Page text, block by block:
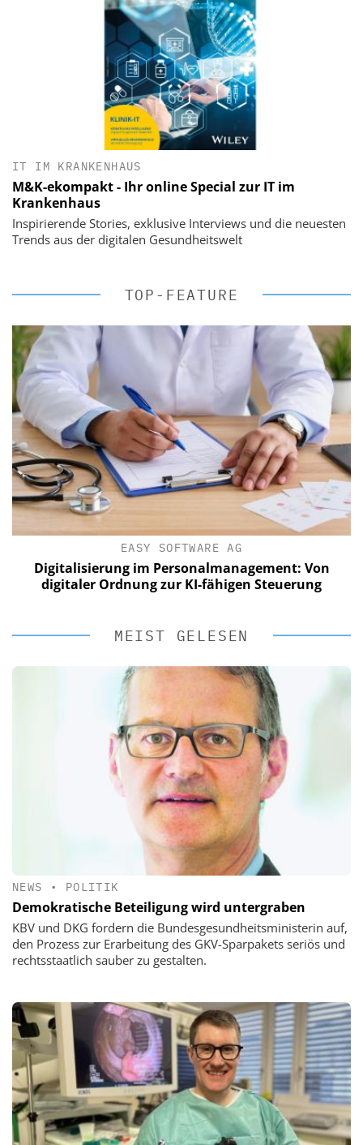
IT IM KRANKENHAUS
M&K-ekompakt - Ihr online Special zur IT im
Krankenhaus
Inspirierende Stories, exklusive Interviews und die neuesten
Trends aus der digitalen Gesundheitswelt
TOP-FEATURE
EASY SOFTWARE AG
Digitalisierung im Personalmanagement: Von
digitaler Ordnung zur KI-fähigen Steuerung
MEIST GELESEN
NEWS • POLITIK
Demokratische Beteiligung wird untergraben
KBV und DKG fordern die Bundesgesundheitsministerin auf,
den Prozess zur Erarbeitung des GKV-Sparpakets seriös und
rechtsstaatlich sauber zu gestalten.